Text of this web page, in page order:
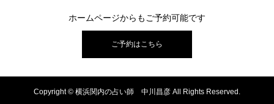
ホームページからもご予約可能です
ご予約はこちら
Copyright © 横浜関内の占い師 中川昌彦 All Rights Reserved.